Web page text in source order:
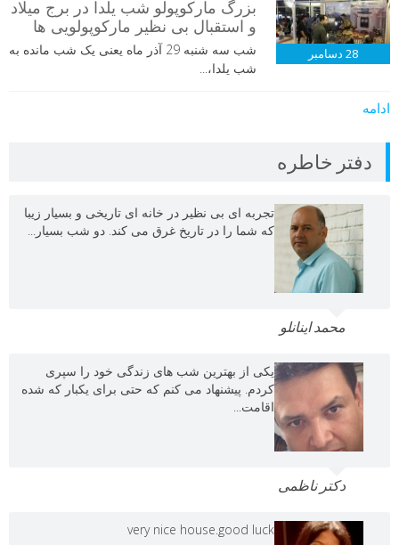
28 دسامبر
بزرگ مارکوپولو شب یلدا در برج میلاد
و استقبال بی نظیر مارکوپولویی ها
شب سه شنبه 29 آذر ماه یعنی یک شب مانده به
شب یلدا،...
ادامه
دفتر خاطره
تجربه ای بی نظیر در خانه ای تاریخی و بسیار زیبا
که شما را در تاریخ غرق می کند. دو شب بسیار...
محمد اینانلو
یکی از بهترین شب های زندگی خود را سپری
کردم. پیشنهاد می کنم که حتی برای یکبار که شده
اقامت...
دکتر ناظمی
very nice house.good luck